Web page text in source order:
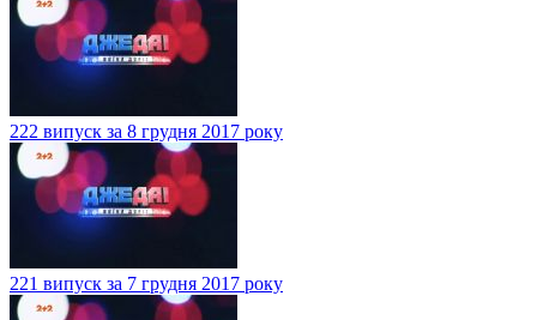
222 випуск за 8 грудня 2017 року
221 випуск за 7 грудня 2017 року